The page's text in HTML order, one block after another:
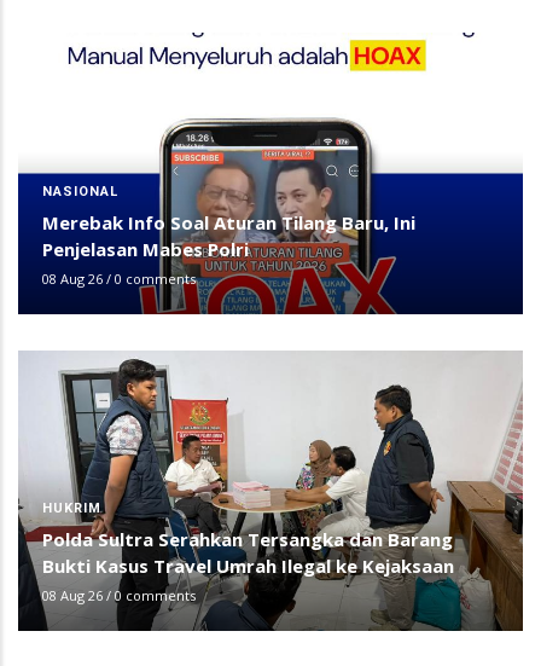
NASIONAL
Merebak Info Soal Aturan Tilang Baru, Ini
Penjelasan Mabes Polri
08 Aug 26 / 0 comments
HUKRIM
Polda Sultra Serahkan Tersangka dan Barang
Bukti Kasus Travel Umrah Ilegal ke Kejaksaan
08 Aug 26 / 0 comments